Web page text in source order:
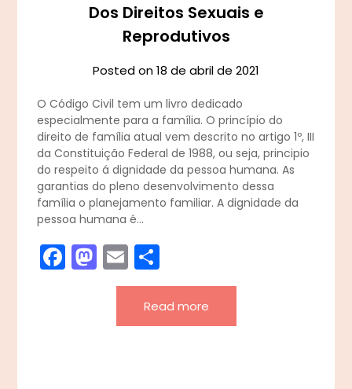
Dos Direitos Sexuais e
Reprodutivos
Posted on18 de abril de 2021
O Código Civil tem um livro dedicado
especialmente para a família. O princípio do
direito de família atual vem descrito no artigo 1º, III
da Constituição Federal de 1988, ou seja, principio
do respeito á dignidade da pessoa humana. As
garantias do pleno desenvolvimento dessa
família o planejamento familiar. A dignidade da
pessoa humana é…
Facebook
Mastodon
Email
Read more